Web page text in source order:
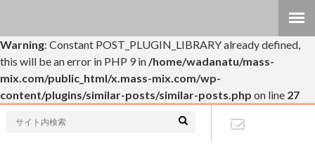
Warning: Constant POST_PLUGIN_LIBRARY already defined,
this will be an error in PHP 9 in/home/wadanatu/mass-
mix.com/public_html/x.mass-mix.com/wp-
content/plugins/similar-posts/similar-posts.php on line 27